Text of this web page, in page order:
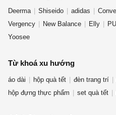
Deerma Shiseido adidas
Vergency
New Balance Elly
Yoosee
Từ khoá xu hướng
áo dài hộp quà tết đèn trang trí
hộp đựng thực phẩm
set quà tết